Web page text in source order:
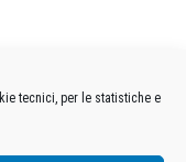
tecnici, per le statistiche e